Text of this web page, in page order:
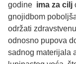
godine ima za cilj
gnojidbom
održati
odnosno pupova
sadnog materijala